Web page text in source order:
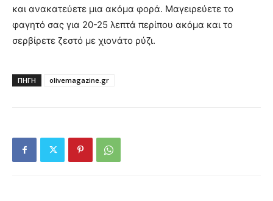
και ανακατεύετε μια ακόμα φορά. Μαγειρεύετε το
φαγητό σας για 20-25 λεπτά περίπου ακόμα και το
σερβίρετε ζεστό με χιονάτο ρύζι.
ΠΗΓΗ olivemagazine.gr